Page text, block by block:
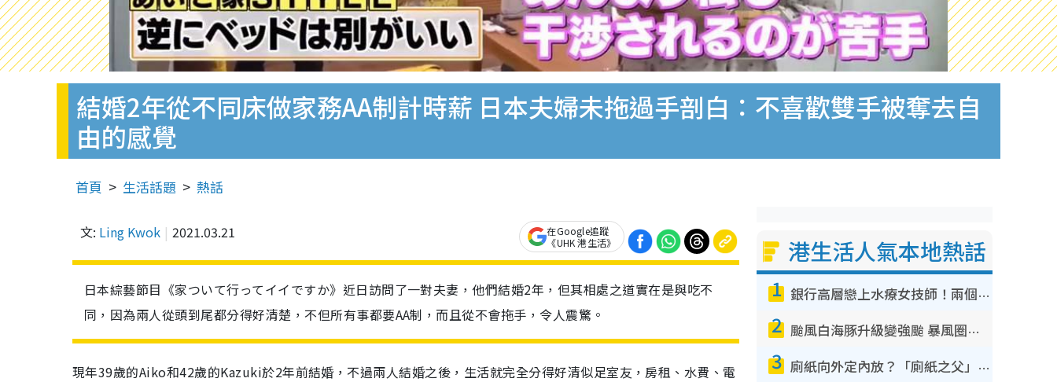
結婚2年從不同床做家務AA制計時薪 日本夫婦未拖過手剖白：不喜歡雙手被奪去自
由的感覺
首頁 生活話題 熱話
文: Ling Kwok 2021.03.21
在Google追蹤
《UHK 港生活》
日本綜藝節目《家ついて行ってイイですか》近日訪問了一對夫妻，他們結婚2年，但其相處之道實在是與吃不
同，因為兩人從頭到尾都分得好清楚，不但所有事都要AA制，而且從不會拖手，令人震驚。
現年39歲的Aiko和42歲的Kazuki於2年前結婚，不過兩人結婚之後，生活就完全分得好清似足室友，房租、水費、電
港生活人氣本地熱話
1 銀行高層戀上水療女技師！兩個月借128萬驚覺「沉船」沉落火海 揭背後疑似邪教操控賣淫
2 颱風白海豚升級變強颱 暴風圈半徑達320公里 面積足以覆蓋多個城市
3 廁紙向外定內放？「廁紙之父」專利圖曝光！官方揭正確擺法：放錯易貼牆積菌！